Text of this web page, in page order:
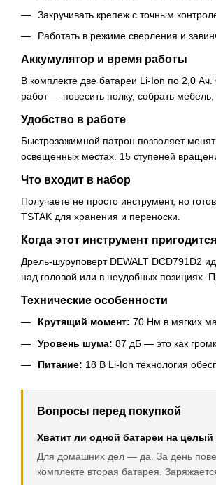
Закручивать крепеж с точным
Работать в режиме сверления и
Аккумулятор и время работы
В комплекте две батареи Li-Ion по 2,0
работ — повесить полку, собрать
Удобство в работе
Быстрозажимной патрон позволяет
освещенных местах. 15 ступеней
Что входит в набор
Получаете не просто инструмент, но
TSTAK для хранения и переноски.
Когда этот инструмент пригодится
Дрель-шуруповерт DEWALT DCD791D2
над головой или в неудобных позициях.
Технические особенности
Крутящий момент: 70 Нм в мягких
Уровень шума: 87 дБ — это как
Питание: 18 В Li-Ion технология
Вопросы перед покупкой
Хватит ли одной батареи на
Для домашних дел — да. За день
комплекте вторая батарея.